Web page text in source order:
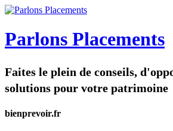
Parlons Placements
Faites le plein de conseils,
solutions pour votre patrimoine
bienprevoir.fr